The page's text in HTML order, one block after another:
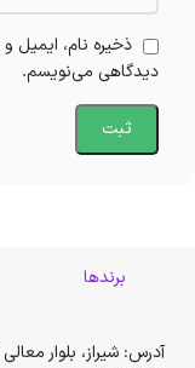
ذخیره نام، ایمیل
دیدگاهی می‌نویسم.
برندها
آدرس: شیراز، بلوار